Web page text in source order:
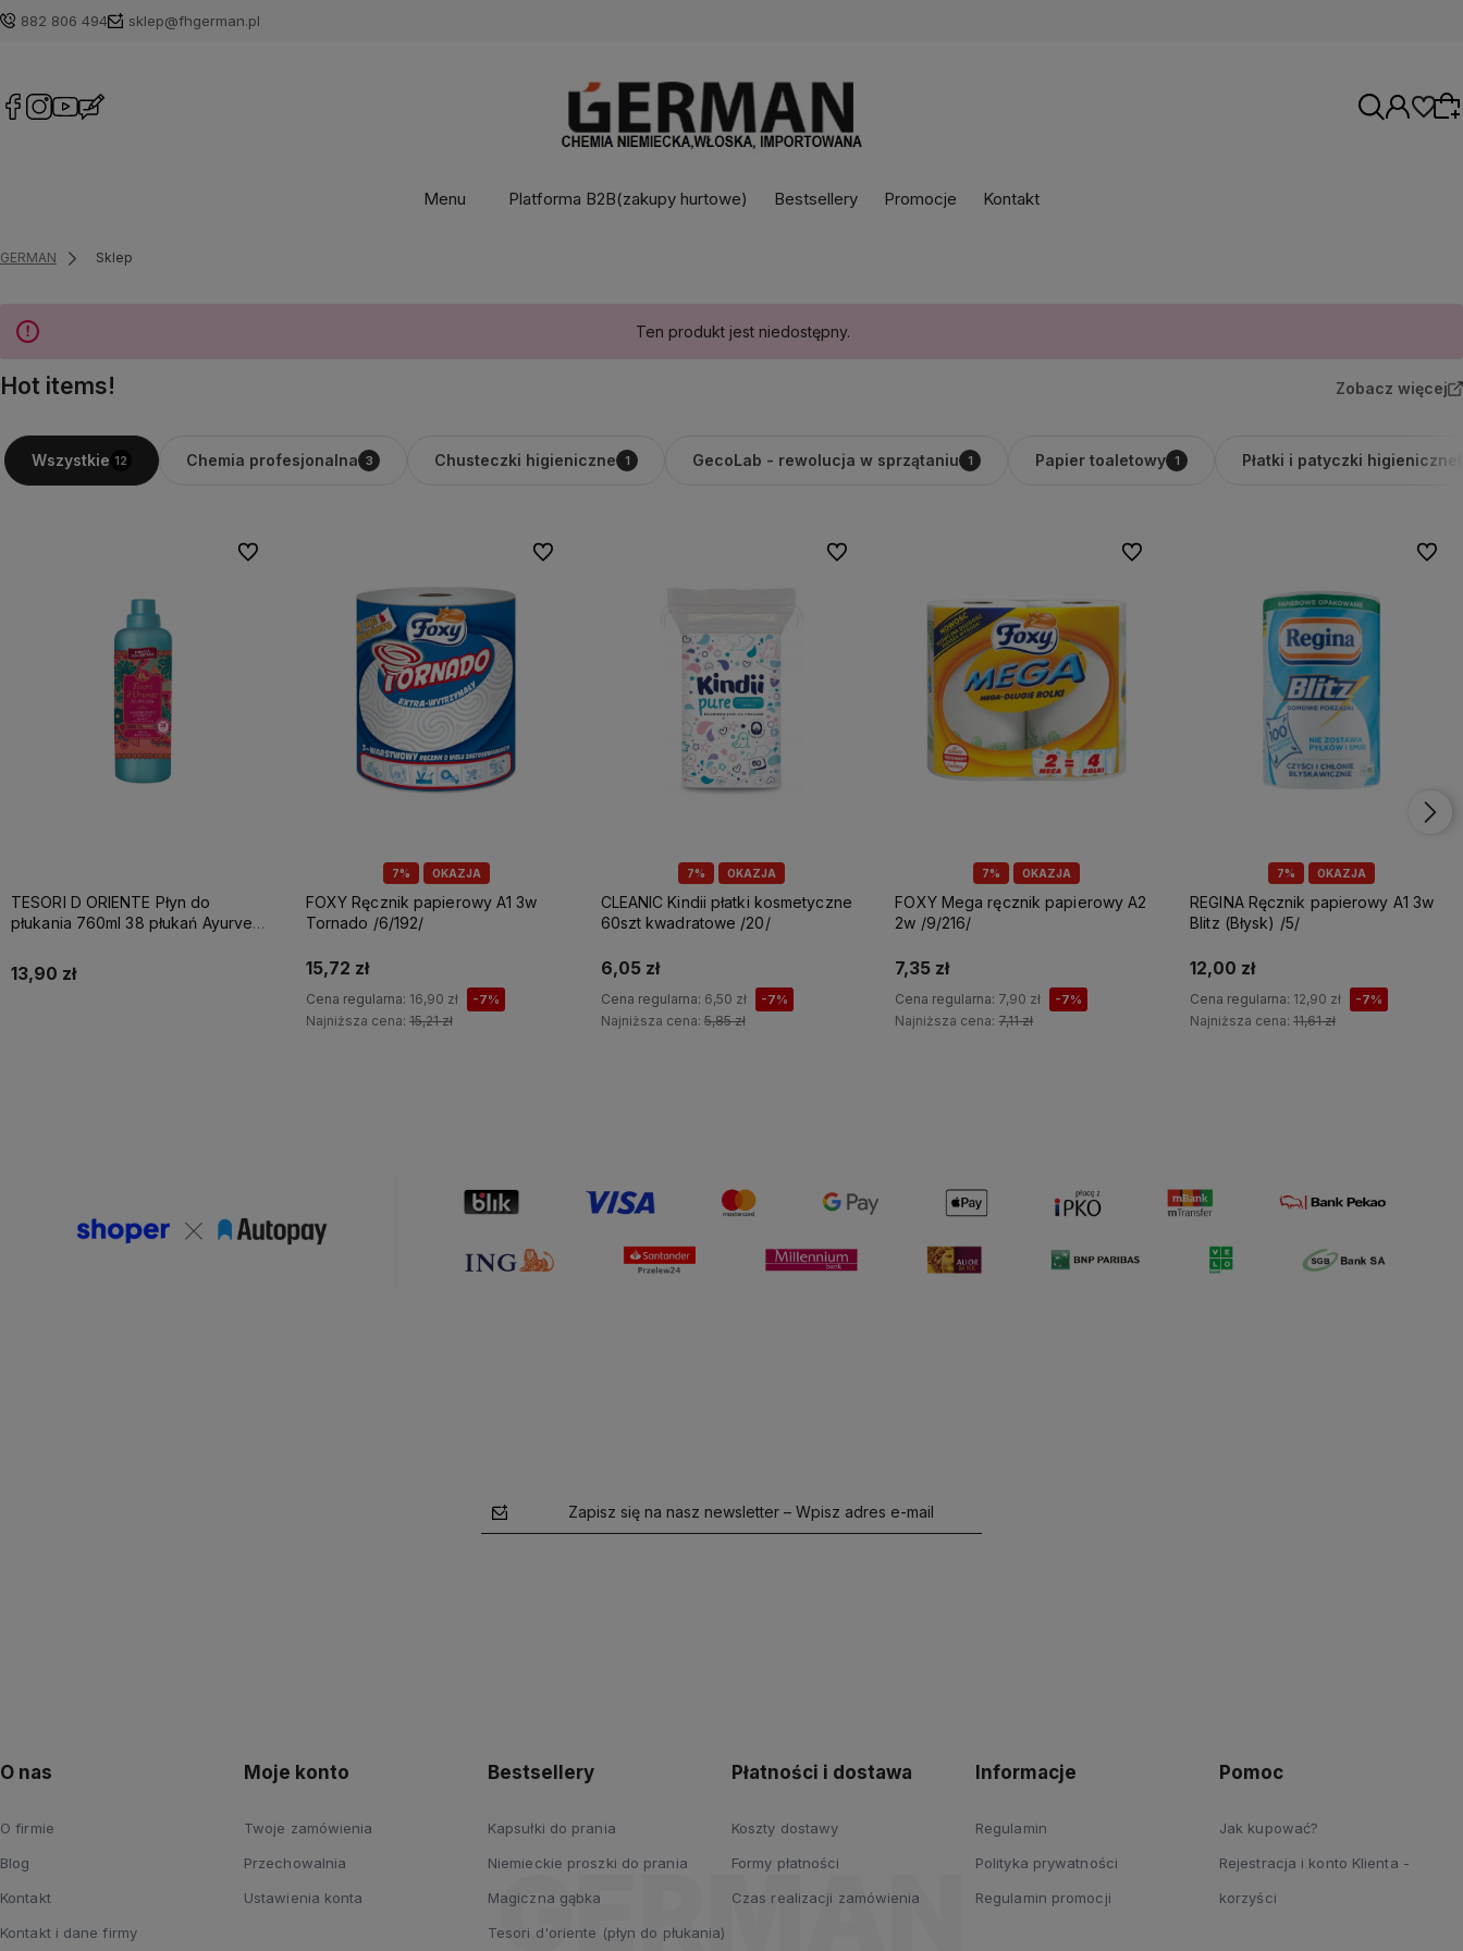
882 806 494 sklep@fhgerman.pl
Menu Platforma B2B(zakupy hurtowe) Bestsellery Promocje Kontakt
GERMAN Sklep
Ten produkt jest niedostępny.
Hot items! Zobacz więcej
Wszystkie 12 Chemia profesjonalna 3 Chusteczki higieniczne 1 GecoLab - rewolucja w sprzątaniu 1 Papier toaletowy 1 Płatki i patyczki higieniczne
TESORI D ORIENTE Płyn do
płukania 760ml 38 płukań Ayurveda
13,90 zł
Do ulubionych
7% OKAZJA
FOXY Ręcznik papierowy A1 3w
Tornado /6/192/
15,72 zł
Cena regularna: 16,90 zł -7%
Najniższa cena: 15,21 zł
Do ulubionych
7% OKAZJA
CLEANIC Kindii płatki kosmetyczne
60szt kwadratowe /20/
6,05 zł
Cena regularna: 6,50 zł -7%
Najniższa cena:5,85 zł
Do ulubionych
7% OKAZJA
FOXY Mega ręcznik papierowy A2
2w /9/216/
7,35 zł
Cena regularna: 7,90 zł -7%
Najniższa cena:7,11 zł
Do ulubionych
7% OKAZJA
REGINA Ręcznik papierowy A1 3w
Blitz (Błysk) /5/
12,00 zł
Cena regularna: 12,90 zł -7%
Najniższa cena:11,61 zł
Do
Zapisz się na nasz newsletter – Wpisz adres e-mail
O nas
O firmie
Blog
Kontakt
Kontakt i dane firmy
Moje konto
Twoje zamówienia
Przechowalnia
Ustawienia konta
Bestsellery
Kapsułki do prania
Niemieckie proszki do prania
Magiczna gąbka
Tesori d'oriente (płyn do płukania)
Płatności i dostawa
Koszty dostawy
Formy płatności
Czas realizacji zamówienia
Informacje
Regulamin
Polityka prywatności
Regulamin promocji
Pomoc
Jak kupować?
Rejestracja i konto Klienta -
korzyści